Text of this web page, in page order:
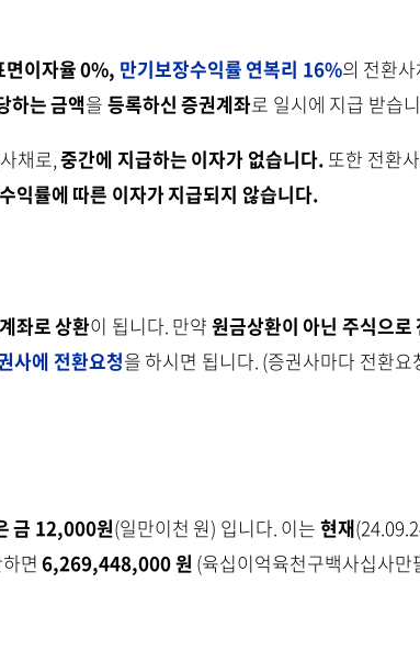
면이자율 0%, 만기보장수익률 연복리 16%의 전환
하는 금액을 등록하신 증권계좌로 일시에 지급 받습
채로,중간에 지급하는 이자가 없습니다. 또한 전환
익률에 따른 이자가 지급되지 않습니다.
좌로 상환이 됩니다. 만약 원금상환이 아닌 주식으
사에 전환요청을 하시면 됩니다. (증권사마다 전환
금 12,000원(일만이천 원) 입니다. 이는 현재
면 6,269,448,000 원 (육십이억육천구백사십사만